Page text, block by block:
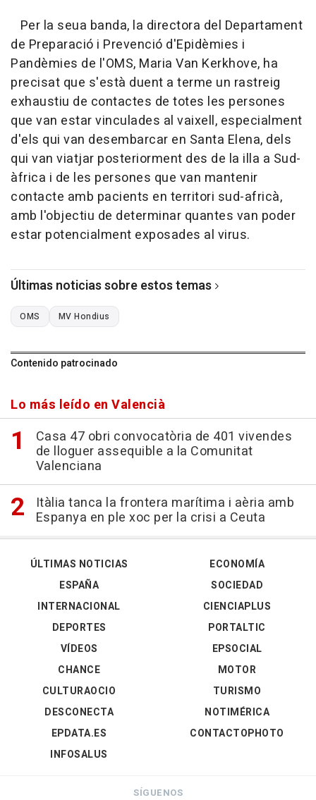
Per la seua banda, la directora del Departament
de Preparació i Prevenció d'Epidèmies i
Pandèmies de l'OMS, Maria Van Kerkhove, ha
precisat que s'està duent a terme un rastreig
exhaustiu de contactes de totes les persones
que van estar vinculades al vaixell, especialment
d'els qui van desembarcar en Santa Elena, dels
qui van viatjar posteriorment des de la illa a Sud-
àfrica i de les persones que van mantenir
contacte amb pacients en territori sud-africà,
amb l'objectiu de determinar quantes van poder
estar potencialment exposades al virus.
Últimas noticias sobre estos temas
OMS MV Hondius
Contenido patrocinado
Lo más leído en Valencià
Casa 47 obri convocatòria de 401 vivendes
de lloguer assequible a la Comunitat
Valenciana
Itàlia tanca la frontera marítima i aèria amb
Espanya en ple xoc per la crisi a Ceuta
ÚLTIMAS NOTICIAS
ESPAÑA
INTERNACIONAL
DEPORTES
VÍDEOS
ECONOMÍA
SOCIEDAD
CIENCIAPLUS
PORTALTIC
EPSOCIAL
CHANCE
CULTURAOCIO
DESCONECTA
EPDATA.ES
INFOSALUS
MOTOR
TURISMO
NOTIMÉRICA
CONTACTOPHOTO
SÍGUENOS